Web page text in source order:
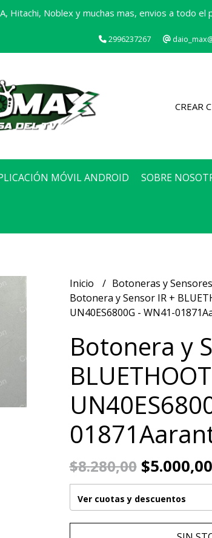
Hitachi, Noblex y muchas mas, envios a todo el
2996237267
CREAR
MÓVIL ANDROID SOBRE
Inicio
Botoneras y
Botonera y Sensor IR +
UN40ES6800G - WN41-
Botonera y
$8.280,00$5.000,00
Ver cuotas y descuentos